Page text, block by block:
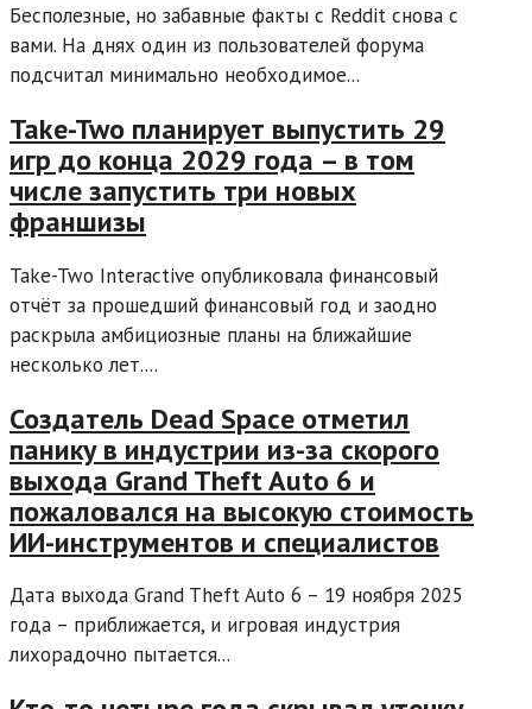
Бесполезные, но забавные факты с Reddit снова с
вами. На днях один из пользователей форума
подсчитал минимально необходимое...
Take-Two планирует выпустить 29
игр до конца 2029 года – в том
числе запустить три новых
франшизы
Take-Two Interactive опубликовала финансовый
отчёт за прошедший финансовый год и заодно
раскрыла амбициозные планы на ближайшие
несколько лет....
Создатель Dead Space отметил
панику в индустрии из-за скорого
выхода Grand Theft Auto 6 и
пожаловался на высокую стоимость
ИИ-инструментов и специалистов
Дата выхода Grand Theft Auto 6 – 19 ноября 2025
года – приближается, и игровая индустрия
лихорадочно пытается...